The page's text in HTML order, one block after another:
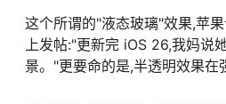
这个所谓的"液态玻璃"效果,苹
上发帖:"更新完 iOS 26,我妈说
景。"更要命的是,半透明效果在